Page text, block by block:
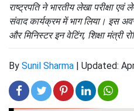
राष्ट्रपति ने भारतीय लेखा परीक्षा
संवाद कार्यक्रम में भाग लिया। इस
और मिनिस्टर इन वेटिंग, शिक्षा मंत्री
By Sunil Sharma | Updated: